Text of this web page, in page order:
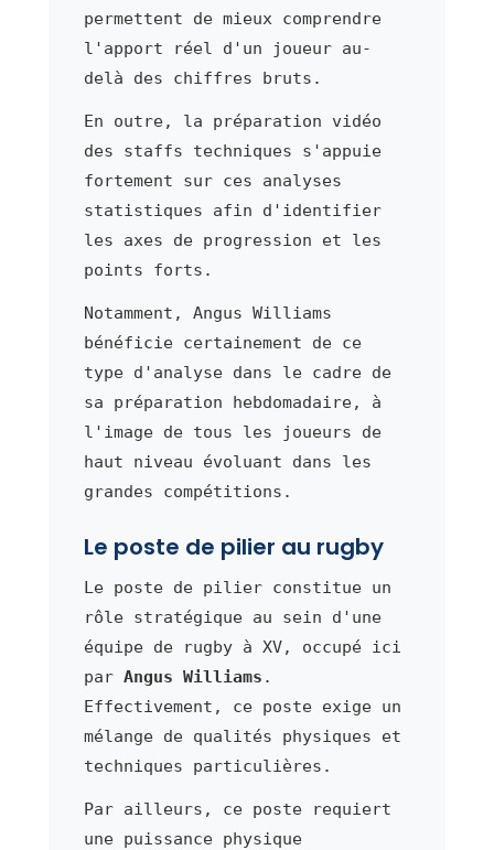
permettent de mieux comprendre
l'apport réel d'un joueur au-
delà des chiffres bruts.
En outre, la préparation vidéo
des staffs techniques s'appuie
fortement sur ces analyses
statistiques afin d'identifier
les axes de progression et les
points forts.
Notamment, Angus Williams
bénéficie certainement de ce
type d'analyse dans le cadre de
sa préparation hebdomadaire, à
l'image de tous les joueurs de
haut niveau évoluant dans les
grandes compétitions.
Le poste de pilier au rugby
Le poste de pilier constitue un
rôle stratégique au sein d'une
équipe de rugby à XV, occupé ici
par Angus Williams .
Effectivement, ce poste exige un
mélange de qualités physiques et
techniques particulières.
Par ailleurs, ce poste requiert
une puissance physique